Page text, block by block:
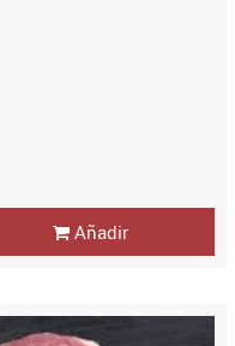
Añadir